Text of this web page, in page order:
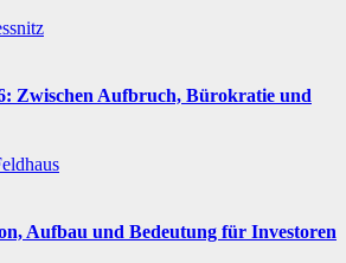
Zwischen Aufbruch, Bürokratie und
Aufbau und Bedeutung für Investoren